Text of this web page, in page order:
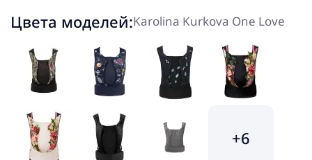
Цвета моделей:Karolina Kurkova One Love
+6